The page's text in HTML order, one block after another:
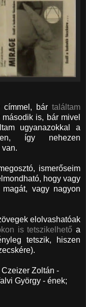
címmel, bár találtam
is, bár mivel
ugyanazokkal a
így nehezen
van.
ismerőseim
hogy vagy
vagy nagyon
elolvashatóak
is tetszikelhető a
tetszik, hiszen
Zoltán -
György - ének;